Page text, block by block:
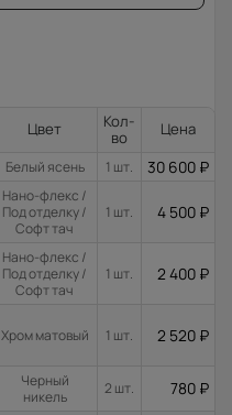
Цвет
Кол-
во
Цена
Белый ясень 1 шт. 30 600 ₽
Нано-флекс /
Под отделку /
Софт тач
1 шт. 4 500 ₽
Нано-флекс /
Под отделку /
Софт тач
1 шт. 2 400 ₽
Хром матовый 1 шт. 2 520 ₽
Черный
никель
2 шт. 780 ₽